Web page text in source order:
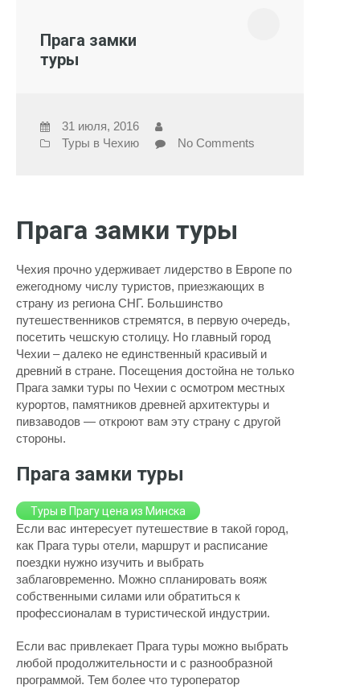
Прага замки
туры
31 июля, 2016
Туры в Чехию
No Comments
Прага замки туры
Чехия прочно удерживает лидерство в Европе по
ежегодному числу туристов, приезжающих в
страну из региона СНГ. Большинство
путешественников стремятся, в первую очередь,
посетить чешскую столицу. Но главный город
Чехии – далеко не единственный красивый и
древний в стране. Посещения достойна не только
Прага замки туры по Чехии с осмотром местных
курортов, памятников древней архитектуры и
пивзаводов — откроют вам эту страну с другой
стороны.
Прага замки туры
Туры в Прагу цена из Минска
Если вас интересует путешествие в такой город,
как Прага туры отели, маршрут и расписание
поездки нужно изучить и выбрать
заблаговременно. Можно спланировать вояж
собственными силами или обратиться к
профессионалам в туристической индустрии.
Если вас привлекает Прага туры можно выбрать
любой продолжительности и с разнообразной
программой. Тем более что туроператор